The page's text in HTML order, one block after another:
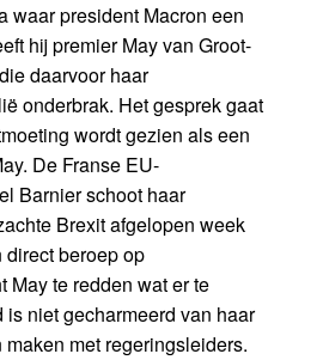
waar president Macron een
hij premier May van Groot-
daarvoor haar
onderbrak. Het gesprek gaat
wordt gezien als een
De Franse EU-
Barnier schoot haar
Brexit afgelopen week
beroep op
May te redden wat er te
niet gecharmeerd van haar
met regeringsleiders.